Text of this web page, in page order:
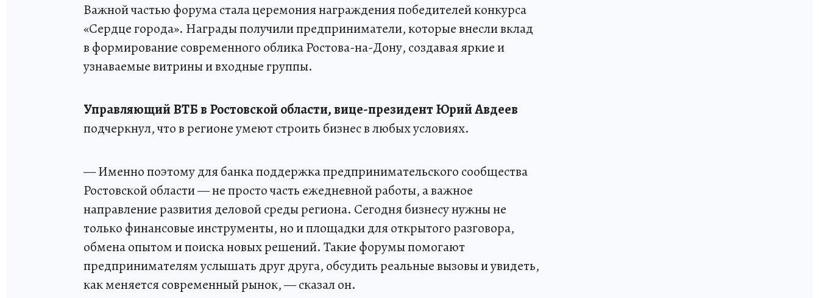
Важной частью форума стала церемония награждения победителей конкурса
«Сердце города». Награды получили предприниматели, которые внесли вклад
в формирование современного облика Ростова-на-Дону, создавая яркие и
узнаваемые витрины и входные группы.
Управляющий ВТБ в Ростовской области, вице-президент Юрий Авдеев
подчеркнул, что в регионе умеют строить бизнес в любых условиях.
— Именно поэтому для банка поддержка предпринимательского сообщества
Ростовской области — не просто часть ежедневной работы, а важное
направление развития деловой среды региона. Сегодня бизнесу нужны не
только финансовые инструменты, но и площадки для открытого разговора,
обмена опытом и поиска новых решений. Такие форумы помогают
предпринимателям услышать друг друга, обсудить реальные вызовы и увидеть,
как меняется современный рынок, — сказал он.